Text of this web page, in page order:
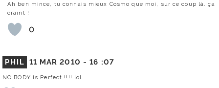
Ah ben mince, tu connais mieux Cosmo que moi, sur ce coup là. ça
craint !
0
PHIL 11 MAR 2010 -16 :07
NO BODY is Perfect !!!! lol